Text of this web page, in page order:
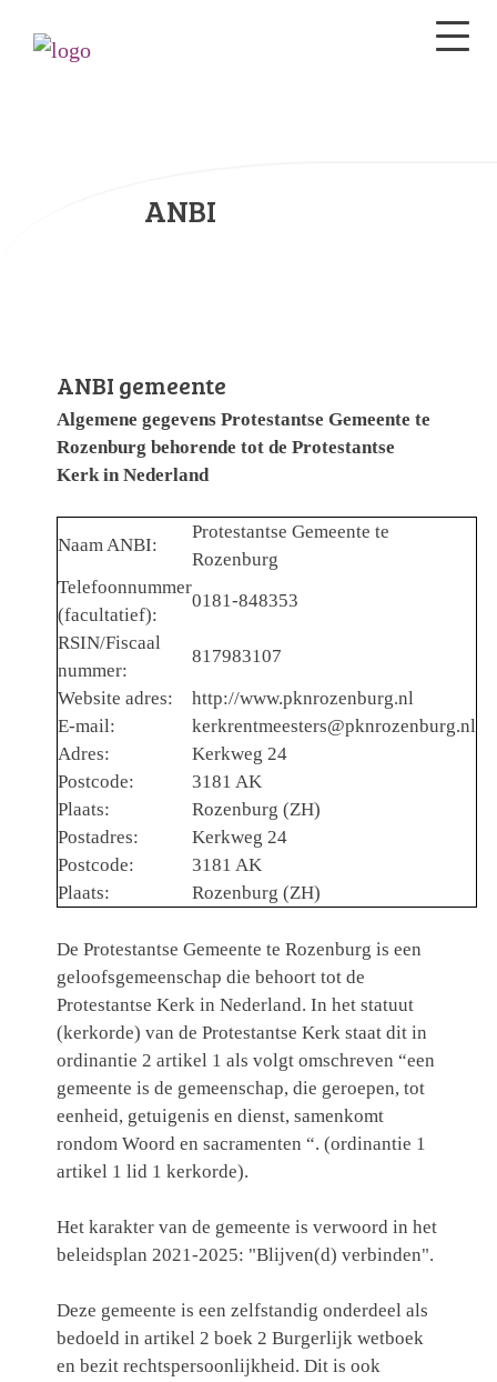
ANBI
ANBI gemeente
Algemene gegevens Protestantse Gemeente te
Rozenburg behorende tot de Protestantse
Kerk in Nederland
Naam ANBI:
Protestantse Gemeente te
Rozenburg
Telefoonnummer
(facultatief):
0181-848353
RSIN/Fiscaal
nummer:
817983107
Website adres:
http://www.pknrozenburg.nl
E-mail:
kerkrentmeesters@pknrozenburg.nl
Adres:
Kerkweg 24
Postcode:
3181 AK
Plaats:
Rozenburg (ZH)
Postadres:
Kerkweg 24
Postcode:
3181 AK
Plaats:
Rozenburg (ZH)
De Protestantse Gemeente te Rozenburg is een
geloofsgemeenschap die behoort tot de
Protestantse Kerk in Nederland. In het statuut
(kerkorde) van de Protestantse Kerk staat dit in
ordinantie 2 artikel 1 als volgt omschreven “een
gemeente is de gemeenschap, die geroepen, tot
eenheid, getuigenis en dienst, samenkomt
rondom Woord en sacramenten “. (ordinantie 1
artikel 1 lid 1 kerkorde).
Het karakter van de gemeente is verwoord in het
beleidsplan 2021-2025: "Blijven(d) verbinden".
Deze gemeente is een zelfstandig onderdeel als
bedoeld in artikel 2 boek 2 Burgerlijk wetboek
en bezit rechtspersoonlijkheid. Dit is ook